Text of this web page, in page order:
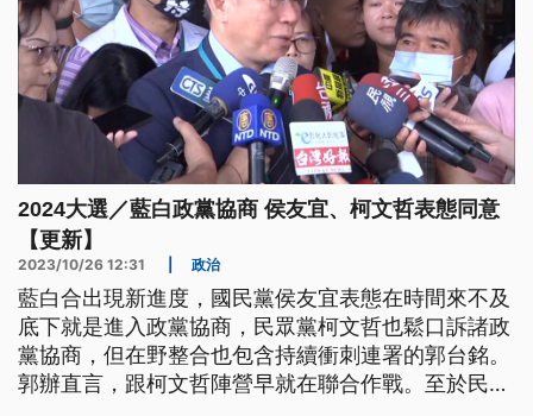
2024大選／藍白政黨協商 侯友宜、柯文哲表態同意
【更新】
2023/10/26 12:31 政治
藍白合出現新進度，國民黨侯友宜表態在時間來不及
底下就是進入政黨協商，民眾黨柯文哲也鬆口訴諸政
黨協商，但在野整合也包含持續衝刺連署的郭台銘。
郭辦直言，跟柯文哲陣營早就在聯合作戰。至於民進